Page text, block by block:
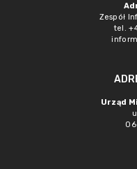
Zespół
tel.
Urząd